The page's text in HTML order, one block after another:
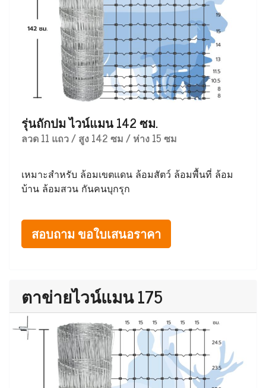
รุ่นถักปม ไวน์แมน 142 ซม.
ลวด 11 แถว / สูง 142 ซม / ห่าง 15 ซม
เหมาะสำหรับ ล้อมเขตแดน ล้อมสัตว์ ล้อมพื้นที่ ล้อม
บ้าน ล้อมสวน กันคนบุกรุก
สอบถาม ขอใบเสนอราคา
ตาข่ายไวน์แมน 175